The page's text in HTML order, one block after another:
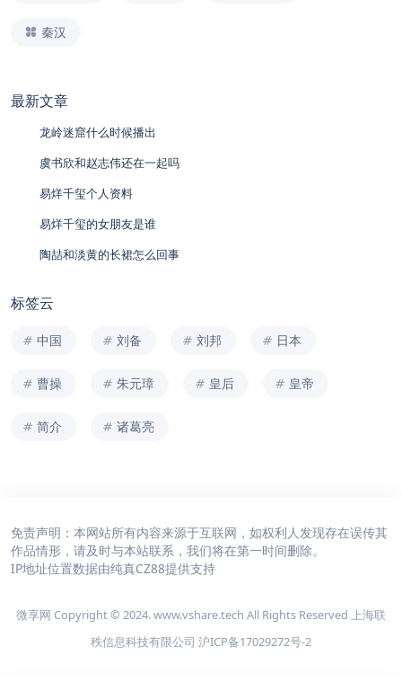
秦汉
最新文章
龙岭迷窟什么时候播出
虞书欣和赵志伟还在一起吗
易烊千玺个人资料
易烊千玺的女朋友是谁
陶喆和淡黄的长裙怎么回事
标签云
中国 刘备 刘邦 日本
曹操 朱元璋 皇后 皇帝
简介 诸葛亮
免责声明：本网站所有内容来源于互联网，如权利人发现存在误传其
作品情形，请及时与本站联系，我们将在第一时间删除。
IP地址位置数据由纯真CZ88提供支持
微享网 Copyright © 2024. www.vshare.tech All Rights Reserved 上海联
秩信息科技有限公司 沪ICP备17029272号-2